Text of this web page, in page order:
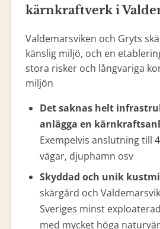
kärnkraftverk i
Valdemarsviken och Gryts
känslig miljö, och en
stora risker och långvariga
miljön
Det saknas helt
anlägga en
Exempelvis anslutning till
vägar, djuphamn osv
Skyddad och unik
skärgård och
Sveriges minst
med mycket höga